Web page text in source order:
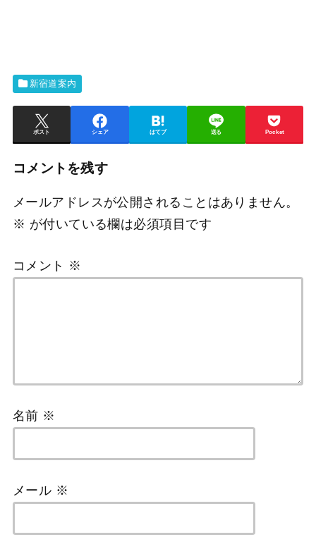
新宿道案内
ポスト シェア はてブ 送る Pocket
コメントを残す
メールアドレスが公開されることはありません。
※ が付いている欄は必須項目です
コメント ※
名前 ※
メール ※